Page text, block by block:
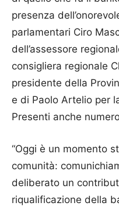
presenza
parlamentari Ciro
dell’assessore
consigliera regionale
presidente della
e di Paolo Artelio per
Presenti anche
“Oggi è un momento
comunità:
deliberato un
riqualificazione della